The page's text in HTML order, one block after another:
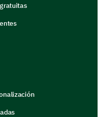
understand what
on a scale